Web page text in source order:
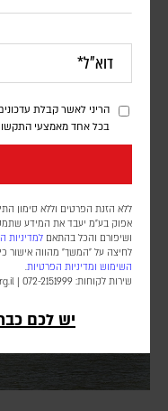
הריני לאשר קבלת
בכל אחד מאמצעי
ללא הזנת הפרטים וללא סימון
אפוק בע״מ יעבד את המידע
ושיפורם והכל בהתאם למדיניות
לחיצה על "המשך" מהווה אישור
השימוש ומדיניות הפרטיות.
שירות לקוחות: 072-2151999 |
יש לכם
דיווחים: סעודיה,
הסכם הגנה משותף
המגעים בנושא נמשכו זמן
אותם. בשלב זה, לא פורסמו